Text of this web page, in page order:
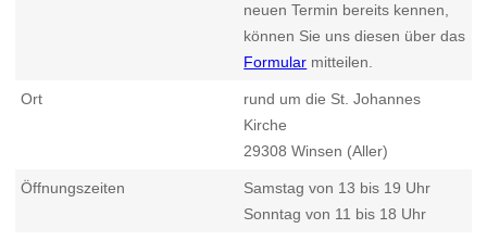
neuen Termin bereits kennen,
können Sie uns diesen über das
Formular mitteilen.
Ort
rund um die St. Johannes
Kirche
29308 Winsen (Aller)
Öffnungszeiten
Samstag von 13 bis 19 Uhr
Sonntag von 11 bis 18 Uhr